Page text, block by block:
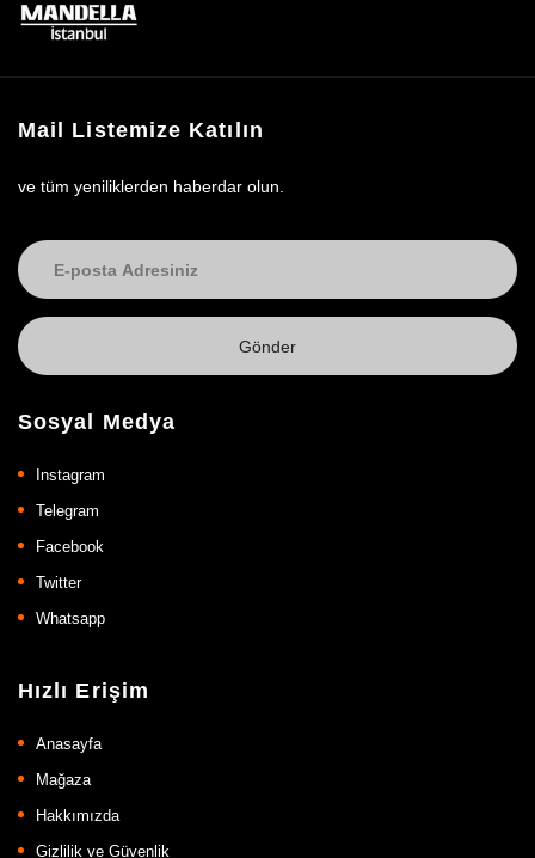
Hızlı Erişim
Anasayfa
Mağaza
Hakkımızda
Gizlilik ve Güvenlik
Sosyal Medya
Instagram
Telegram
Facebook
Twitter
Whatsapp
Mail Listemize Katılın
ve tüm yeniliklerden haberdar olun.